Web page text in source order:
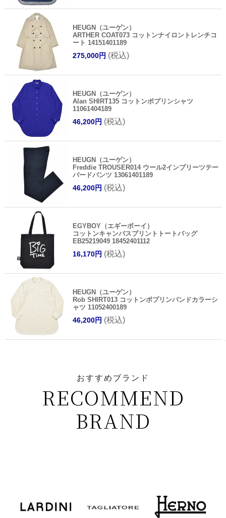
HEUGN（ユーゲン）
ARTHER COAT073 コットンナイロントレンチコ
ート 14151401189
275,000円 (税込)
HEUGN（ユーゲン）
Alan SHIRT135 コットンポプリンシャツ
11061404189
46,200円 (税込)
HEUGN（ユーゲン）
Freddie TROUSER014 ウール2インプリーツテー
パードパンツ 13061401189
46,200円 (税込)
EGYBOY（エギーボーイ）
コットンキャンバスプリントトートバッグ
EB25219049 18452401112
16,170円 (税込)
HEUGN（ユーゲン）
Rob SHIRT013 コットンポプリンバンドカラーシ
ャツ 11052400189
46,200円 (税込)
おすすめブランド
RECOMMEND
BRAND